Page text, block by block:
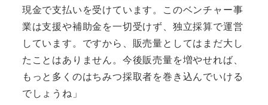
現金で支払いを受けています。このベンチャー事
業は支援や補助金を一切受けず、独立採算で運営
しています。ですから、販売量としてはまだ大し
たことはありません。今後販売量を増やせれば、
もっと多くのはちみつ採取者を巻き込んでいける
でしょうね」